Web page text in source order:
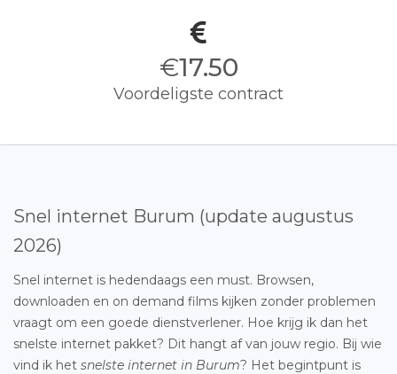
€17.50
Voordeligste contract
Snel internet Burum (update augustus
2026)
Snel internet is hedendaags een must. Browsen,
downloaden en on demand films kijken zonder problemen
vraagt om een goede dienstverlener. Hoe krijg ik dan het
snelste internet pakket? Dit hangt af van jouw regio. Bij wie
vind ik het snelste internet in Burum? Het begintpunt is